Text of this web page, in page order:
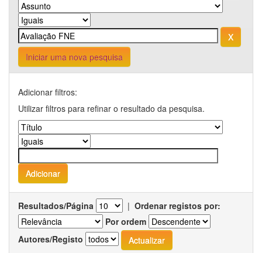
Iniciar uma nova pesquisa
Adicionar filtros:
Utilizar filtros para refinar o resultado da pesquisa.
Resultados/Página | Ordenar registos por:
Por ordem
Autores/Registo